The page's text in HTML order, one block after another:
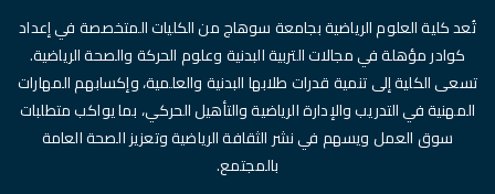
تُعد كلية العلوم الرياضية بجامعة سوهاج من الكليات المتخصصة في إعداد
كوادر مؤهلة في مجالات التربية البدنية وعلوم الحركة والصحة الرياضية.
تسعى الكلية إلى تنمية قدرات طلابها البدنية والعلمية، وإكسابهم المهارات
المهنية في التدريب والإدارة الرياضية والتأهيل الحركي، بما يواكب متطلبات
سوق العمل ويسهم في نشر الثقافة الرياضية وتعزيز الصحة العامة
بالمجتمع.